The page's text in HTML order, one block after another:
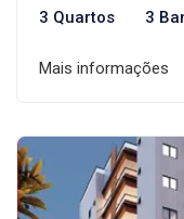
3 Quartos 3
Mais informações